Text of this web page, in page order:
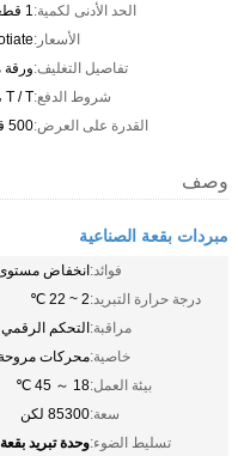
الحد الأدنى لكمية:1 قطعة
الأسعار:
تفاصيل التغليف:ورقة
شروط الدفع:T / T ، التفاوض
القدرة على العرض:500 قطعة شهريا
وصف
مبردات بقعة الصناعية
فوائد:انخفاض
درجة حرارة التبريد:2 ~ 22 ℃
مراقبة:التحكم الرقمي
خاصية:محركات
بيئة العمل:18 ～ 45 ℃
سعة:85300 لكن
تسليط الضوء:وحدة تبريد